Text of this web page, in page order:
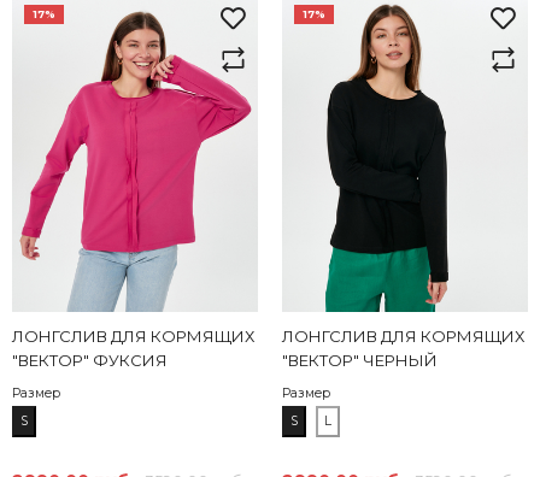
17%
ЛОНГСЛИВ ДЛЯ КОРМЯЩИХ
"ВЕКТОР" ФУКСИЯ
Размер
S
17%
ЛОНГСЛИВ ДЛЯ КОРМЯЩИХ
"ВЕКТОР" ЧЕРНЫЙ
Размер
S
L